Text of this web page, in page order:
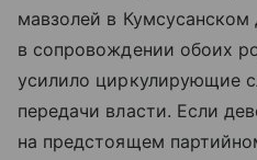
мавзолей в
в сопровождении обоих
усилило циркулирующие
передачи власти. Если
на предстоящем